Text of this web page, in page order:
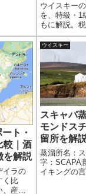
ウイスキー
を、特級・1
もに解説。
みや1943年
廃止までの
ルドボトル
理解できる。
ト・
較｜酒
を解説
イラの
く比
産地
ウイスキー
スキャパ
モンドス
留所を解
蒸溜所名：
字：SCAPA
イキングの